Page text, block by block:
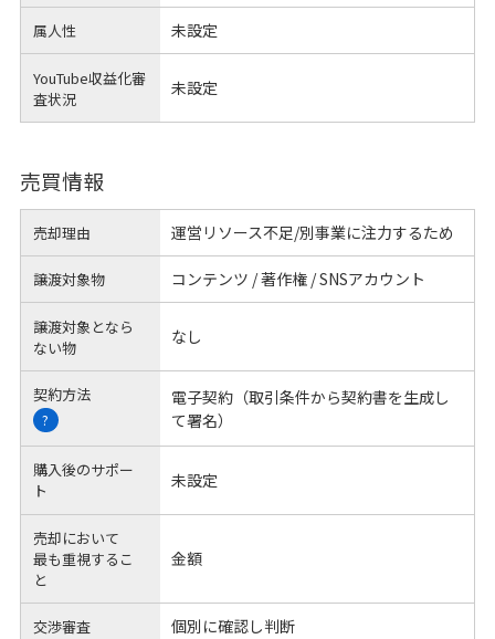
属人性 未設定
YouTube収益化審
査状況
未設定
売買情報
売却理由 運営リソース不足/別事業に注力するため
譲渡対象物 コンテンツ / 著作権 / SNSアカウント
譲渡対象となら
ない物
なし
契約方法
?
電子契約（取引条件から契約書を生成し
て署名）
購入後のサポー
ト
未設定
売却において
最も重視するこ
と
金額
交渉審査 個別に確認し判断